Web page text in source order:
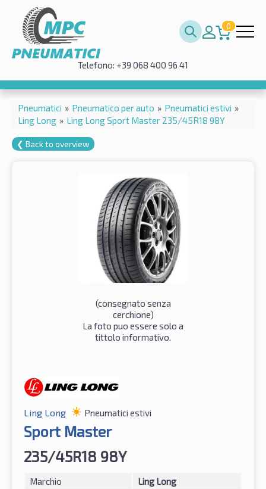
0
Telefono: +39 068 400 96 41
Pneumatici » Pneumatico per auto » Pneumatici estivi »
Ling Long » Ling Long Sport Master 235/45R18 98Y
❮ Back to overview
(consegnato senza
cerchione)
La foto puo essere solo a
tittolo informativo.
Ling Long Pneumatici estivi
Sport Master
235/45R18 98Y
Marchio
Ling Long